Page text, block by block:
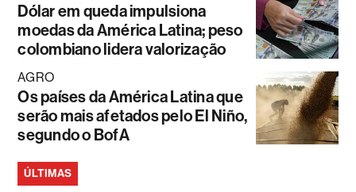
Dólar em queda impulsiona
moedas da América Latina; peso
colombiano lidera valorização
AGRO
Os países da América Latina que
serão mais afetados pelo El Niño,
segundo o BofA
ÚLTIMAS